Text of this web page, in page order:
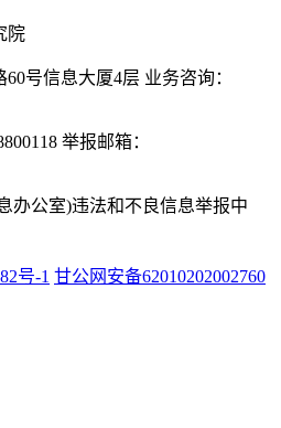
院
号信息大厦4层 业务咨询：
举报邮箱：
办公室)违法和不良信息举报中
号-1 甘公网安备62010202002760